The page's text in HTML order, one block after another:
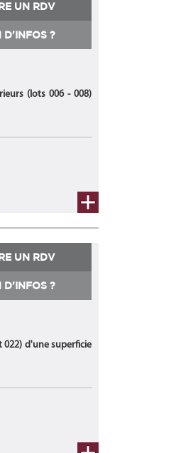
UN RDV
D'INFOS ?
(lots 006 - 008)
UN RDV
D'INFOS ?
022) d'une superficie